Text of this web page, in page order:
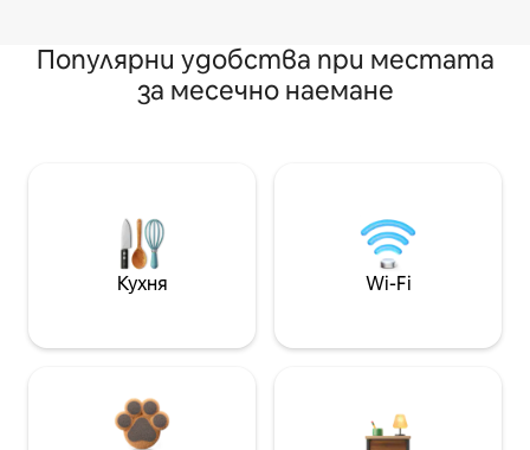
Популярни удобства при местата
за месечно наемане
Кухня Wi-Fi